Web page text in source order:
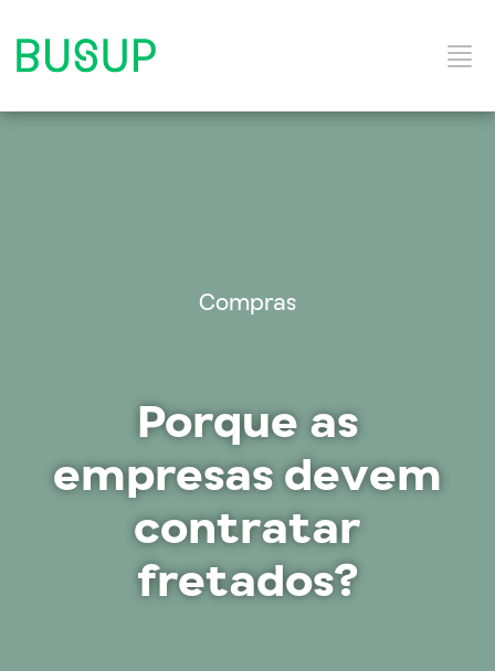
Compras
Porque as
empresas devem
contratar
fretados?